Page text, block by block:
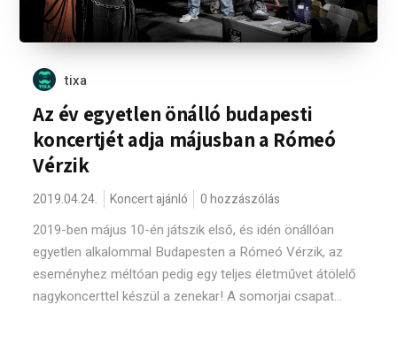
tixa
Az év egyetlen önálló budapesti
koncertjét adja májusban a Rómeó
Vérzik
2019.04.24. Koncert ajánló 0 hozzászólás
2019-ben május 10-én játszik első, és idén önállóan
egyetlen alkalommal Budapesten a Rómeó Vérzik, az
eseményhez méltóan pedig egy teljes életművet átölelő
nagykoncerttel készül a zenekar! A somorjai csapat...